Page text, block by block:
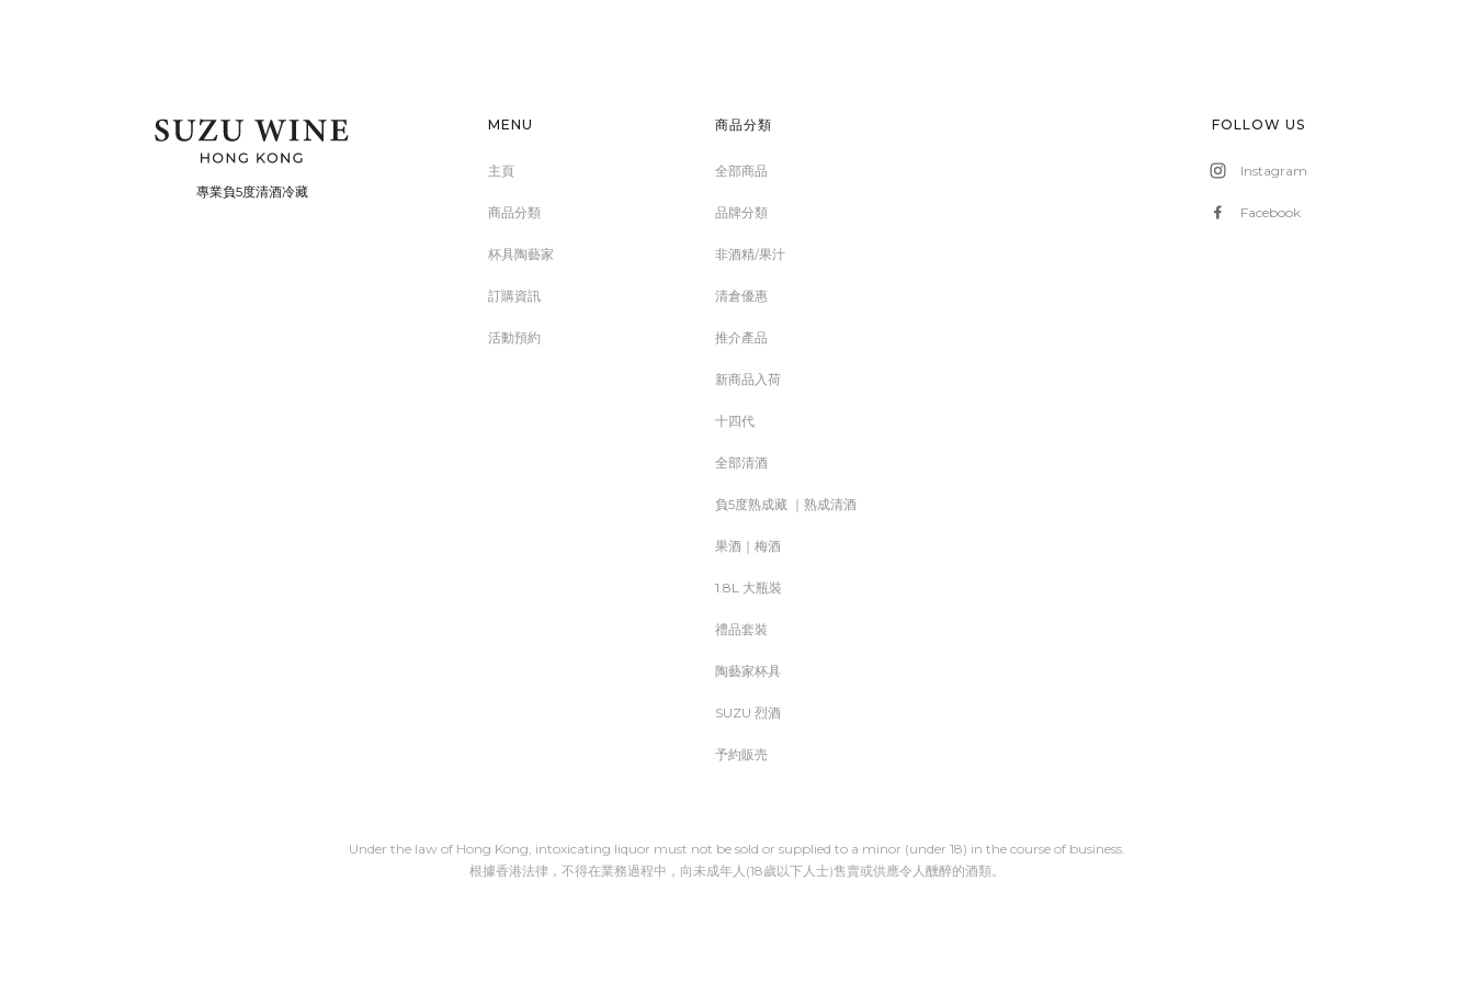
專業負5度清酒冷藏
MENU
主頁
商品分類
杯具陶藝家
訂購資訊
活動預約
商品分類
全部商品
品牌分類
非酒精/果汁
清倉優惠
推介產品
新商品入荷
十四代
全部清酒
負5度熟成藏 ｜熟成清酒
果酒｜梅酒
1.8L 大瓶裝
禮品套裝
陶藝家杯具
SUZU 烈酒
予約販売
FOLLOW US
Instagram
Facebook
Under the law of Hong Kong, intoxicating liquor must not be sold or supplied to a minor (under 18) in the course of business.
根據香港法律，不得在業務過程中，向未成年人(18歲以下人士)售賣或供應令人醺醉的酒類。